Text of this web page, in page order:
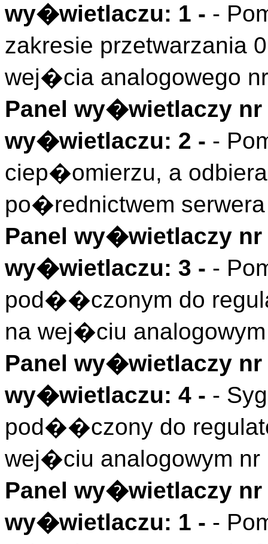
wy�wietlaczu: 1 - -
zakresie
wej�cia analogowego
Panel wy�wietlaczy nr
wy�wietlaczu: 2 - -
ciep�omierzu, a
po�rednictwem
Panel wy�wietlaczy nr
wy�wietlaczu: 3 - -
pod��czonym do
na wej�ciu
Panel wy�wietlaczy nr
wy�wietlaczu: 4 - -
pod��czony do
wej�ciu analogowym nr
Panel wy�wietlaczy nr
wy�wietlaczu: 1 - -